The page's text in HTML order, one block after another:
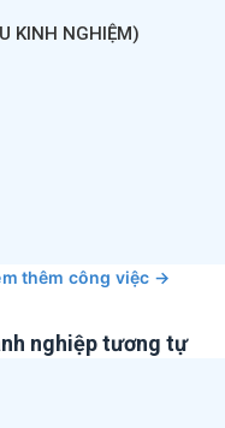
KINH NGHIỆM)
thêm công việc →
nghiệp tương tự